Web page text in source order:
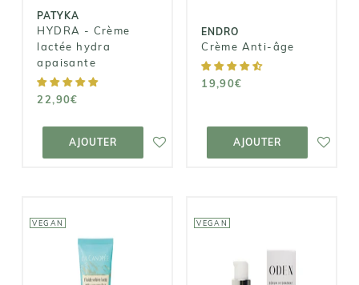
PATYKA
HYDRA - Crème
lactée hydra
apaisante
22,90€
AJOUTER
AJOUTER AU
PANIER
ENDRO
Crème Anti-âge
19,90€
AJOUTER
AJOUTER AU
PANIER
VEGAN VEGAN